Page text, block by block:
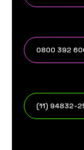
0800 392
(11) 94832-